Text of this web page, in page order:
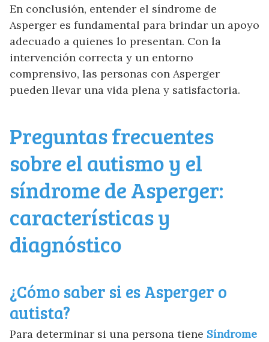
En conclusión, entender el síndrome de
Asperger es fundamental para brindar un apoyo
adecuado a quienes lo presentan. Con la
intervención correcta y un entorno
comprensivo, las personas con Asperger
pueden llevar una vida plena y satisfactoria.
Preguntas frecuentes
sobre el autismo y el
síndrome de Asperger:
características y
diagnóstico
¿Cómo saber si es Asperger o
autista?
Para determinar si una persona tiene Síndrome